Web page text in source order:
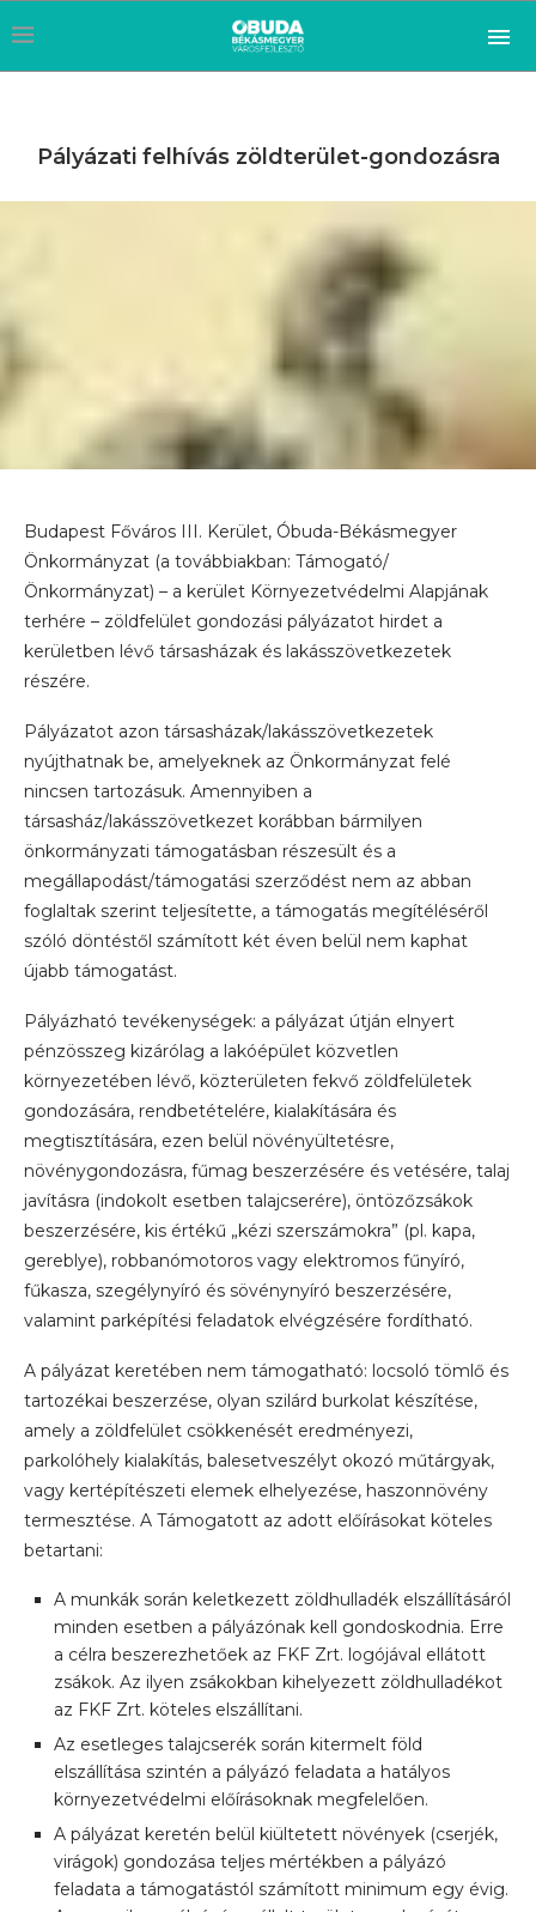
Pályázati felhívás zöldterület-gondozásra
Budapest Főváros III. Kerület, Óbuda-Békásmegyer
Önkormányzat (a továbbiakban: Támogató/
Önkormányzat) – a kerület Környezetvédelmi Alapjának
terhére – zöldfelület gondozási pályázatot hirdet a
kerületben lévő társasházak és lakásszövetkezetek
részére.
Pályázatot azon társasházak/lakásszövetkezetek
nyújthatnak be, amelyeknek az Önkormányzat felé
nincsen tartozásuk. Amennyiben a
társasház/lakásszövetkezet korábban bármilyen
önkormányzati támogatásban részesült és a
megállapodást/támogatási szerződést nem az abban
foglaltak szerint teljesítette, a támogatás megítéléséről
szóló döntéstől számított két éven belül nem kaphat
újabb támogatást.
Pályázható tevékenységek: a pályázat útján elnyert
pénzösszeg kizárólag a lakóépület közvetlen
környezetében lévő, közterületen fekvő zöldfelületek
gondozására, rendbetételére, kialakítására és
megtisztítására, ezen belül növényültetésre,
növénygondozásra, fűmag beszerzésére és vetésére, talaj
javításra (indokolt esetben talajcserére), öntözőzsákok
beszerzésére, kis értékű „kézi szerszámokra” (pl. kapa,
gereblye), robbanómotoros vagy elektromos fűnyíró,
fűkasza, szegélynyíró és sövénynyíró beszerzésére,
valamint parképítési feladatok elvégzésére fordítható.
A pályázat keretében nem támogatható: locsoló tömlő és
tartozékai beszerzése, olyan szilárd burkolat készítése,
amely a zöldfelület csökkenését eredményezi,
parkolóhely kialakítás, balesetveszélyt okozó műtárgyak,
vagy kertépítészeti elemek elhelyezése, haszonnövény
termesztése. A Támogatott az adott előírásokat köteles
betartani:
A munkák során keletkezett zöldhulladék elszállításáról
minden esetben a pályázónak kell gondoskodnia. Erre
a célra beszerezhetőek az FKF Zrt. logójával ellátott
zsákok. Az ilyen zsákokban kihelyezett zöldhulladékot
az FKF Zrt. köteles elszállítani.
Az esetleges talajcserék során kitermelt föld
elszállítása szintén a pályázó feladata a hatályos
környezetvédelmi előírásoknak megfelelően.
A pályázat keretén belül kiültetett növények (cserjék,
virágok) gondozása teljes mértékben a pályázó
feladata a támogatástól számított minimum egy évig.